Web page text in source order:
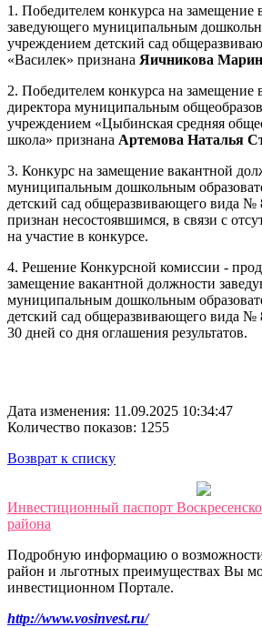
1. Победителем конкурса на замещение
заведующего муниципальным
учреждением детский сад
«Василек» признана Яичникова
2. Победителем конкурса на замещение
директора муниципальным
учреждением «Цыбинская средняя
школа» признана Артемова Наталья
3. Конкурс на замещение вакантной
муниципальным дошкольным
детский сад общеразвивающего вида №
признан несостоявшимся, в связи с
на участие в конкурсе.
4. Решение Конкурсной комиссии -
замещение вакантной должности
муниципальным дошкольным
детский сад общеразвивающего вида №
30 дней со дня оглашения результатов.
Дата изменения: 11.09.2025 10:34:47
Количество показов: 1255
Возврат к списку
Инвестиционный паспорт
района
Подробную информацию о
район и льготных преимуществах Вы
инвестиционном Портале.
http://www.vosinvest.ru/